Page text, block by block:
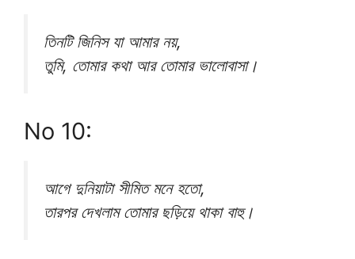
তিনটি জিনিস যা আমার নয়,
তুমি, তোমার কথা আর তোমার ভালোবাসা।
No 10:
আগে দুনিয়াটা সীমিত মনে হতো,
তারপর দেখলাম তোমার ছড়িয়ে থাকা বাহু।